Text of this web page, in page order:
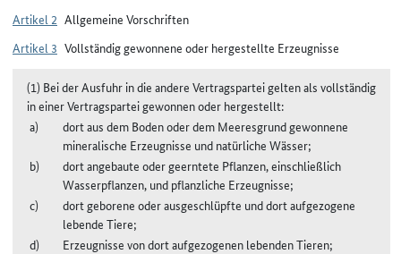
Artikel 2 Allgemeine Vorschriften
Artikel 3 Vollständig gewonnene oder hergestellte Erzeugnisse
(1) Bei der Ausfuhr in die andere Vertragspartei gelten als vollständig
in einer Vertragspartei gewonnen oder hergestellt:
dort aus dem Boden oder dem Meeresgrund gewonnene
mineralische Erzeugnisse und natürliche Wässer;
dort angebaute oder geerntete Pflanzen, einschließlich
Wasserpflanzen, und pflanzliche Erzeugnisse;
dort geborene oder ausgeschlüpfte und dort aufgezogene
lebende Tiere;
Erzeugnisse von dort aufgezogenen lebenden Tieren;